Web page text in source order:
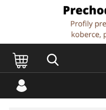
Dvere Podlahy